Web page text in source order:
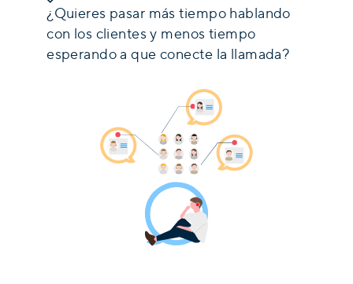
¿Quieres pasar más tiempo hablando
con los clientes y menos tiempo
esperando a que conecte la llamada?